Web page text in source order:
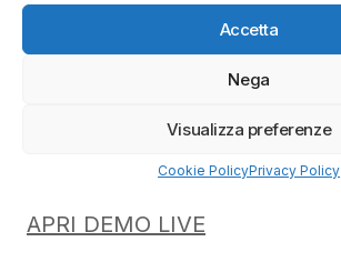
Accetta
Nega
Visualizza preferenze
Cookie PolicyPrivacy Policy
APRI DEMO LIVE